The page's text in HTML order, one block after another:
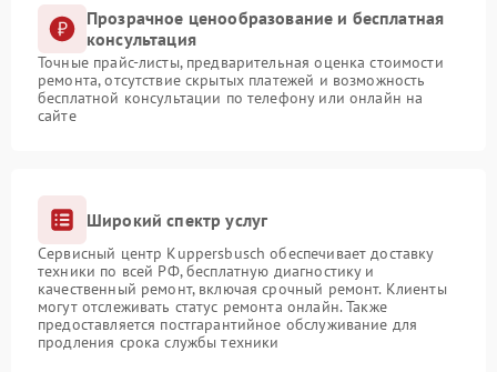
Прозрачное ценообразование и бесплатная
консультация
Точные прайс-листы, предварительная оценка стоимости
ремонта, отсутствие скрытых платежей и возможность
бесплатной консультации по телефону или онлайн на
сайте
Широкий спектр услуг
Сервисный центр Kuppersbusch обеспечивает доставку
техники по всей РФ, бесплатную диагностику и
качественный ремонт, включая срочный ремонт. Клиенты
могут отслеживать статус ремонта онлайн. Также
предоставляется постгарантийное обслуживание для
продления срока службы техники